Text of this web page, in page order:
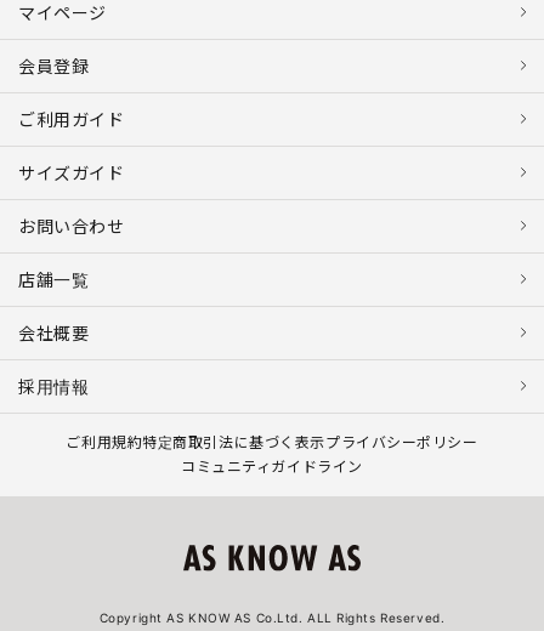
マイページ
会員登録
ご利用ガイド
サイズガイド
お問い合わせ
店舗一覧
会社概要
採用情報
ご利用規約特定商取引法に基づく表示プライバシーポリシー
コミュニティガイドライン
Copyright AS KNOW AS Co.Ltd. ALL Rights Reserved.